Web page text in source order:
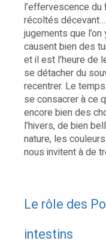
l’effervescence
récoltés
jugements que
causent bien des
et il est l’heure de
se détacher du
recentrer. Le
se consacrer à ce
encore bien des
l’hivers, de bien
nature, les
nous invitent à de
Le rôle des
intestins